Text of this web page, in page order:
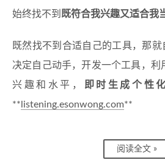
始终找不到 既符合我兴趣又适合我
既然找不到合适自己的工具，那
决定自己动手，开发一个工具，利
兴趣和水平，
即时生成个性
**listening.esonwong.com**
阅读全文 »